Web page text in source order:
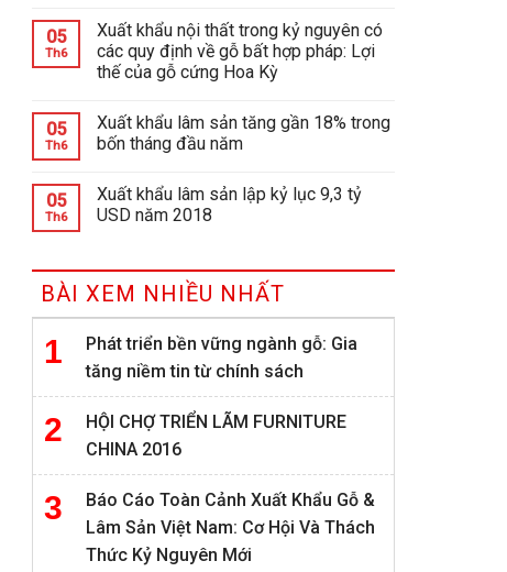
05
Th6
Xuất khẩu nội thất trong kỷ nguyên có
các quy định về gỗ bất hợp pháp: Lợi
thế của gỗ cứng Hoa Kỳ
05
Th6
Xuất khẩu lâm sản tăng gần 18% trong
bốn tháng đầu năm
05
Th6
Xuất khẩu lâm sản lập kỷ lục 9,3 tỷ
USD năm 2018
BÀI XEM NHIỀU NHẤT
Phát triển bền vững ngành gỗ: Gia
tăng niềm tin từ chính sách
HỘI CHỢ TRIỂN LÃM FURNITURE
CHINA 2016
Báo Cáo Toàn Cảnh Xuất Khẩu Gỗ &
Lâm Sản Việt Nam: Cơ Hội Và Thách
Thức Kỷ Nguyên Mới